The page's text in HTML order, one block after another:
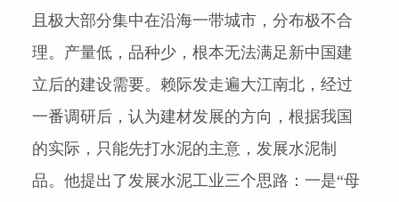
且极大部分集中在沿海一带城市，分布极不合
理。产量低，品种少，根本无法满足新中国建
立后的建设需要。赖际发走遍大江南北，经过
一番调研后，认为建材发展的方向，根据我国
的实际，只能先打水泥的主意，发展水泥制
品。他提出了发展水泥工业三个思路：一是“母